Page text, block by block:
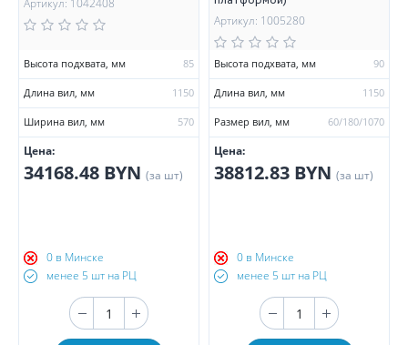
Артикул: 1042408
Высота подхвата, мм 85
Длина вил, мм 1150
Ширина вил, мм 570
Цена:
34168.48 BYN (за шт)
0 в Минске
менее 5 шт на РЦ
Артикул: 1005280
Высота подхвата, мм 90
Длина вил, мм 1150
Размер вил, мм 60/180/1070
Цена:
38812.83 BYN (за шт)
0 в Минске
менее 5 шт на РЦ